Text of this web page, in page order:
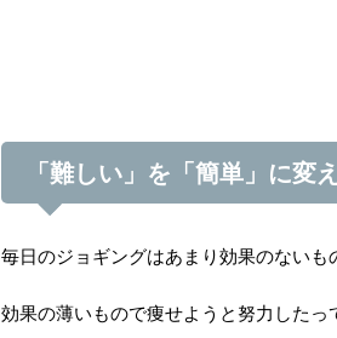
「難しい」を「簡単」に変
毎日のジョギングはあまり効果のないも
効果の薄いもので痩せようと努力したっ